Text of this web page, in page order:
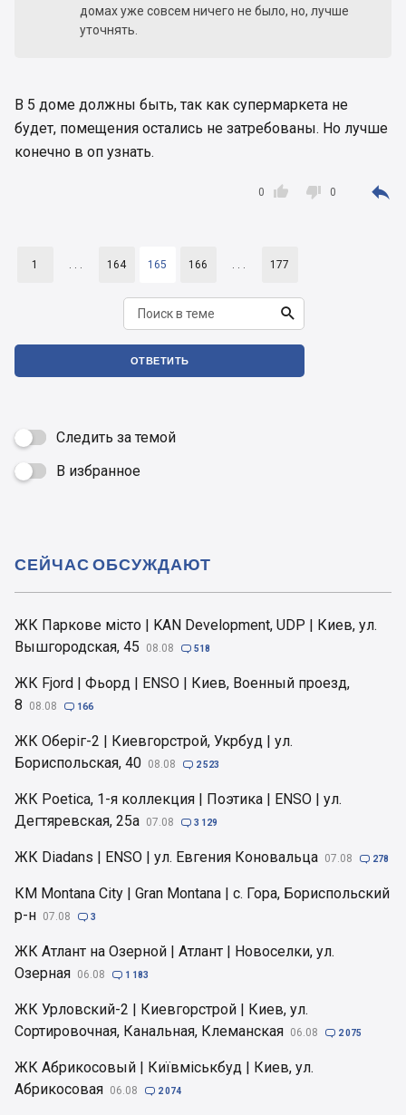
домах уже совсем ничего не было, но, лучше
уточнять.
В 5 доме должны быть, так как супермаркета не
будет, помещения остались не затребованы. Но лучше
конечно в оп узнать.

0  0 
1 . . . 164 165 166 . . . 177

ОТВЕТИТЬ
Следить за темой
 В избранное
ЖК Паркове місто | KAN Development, UDP | Киев, ул.
Вышгородская, 45
08.08  518
ЖК Fjord | Фьорд | ENSO | Киев, Военный проезд,
8
08.08  166
ЖК Оберіг-2 | Киевгорстрой, Укрбуд | ул.
Бориспольская, 40 08.08  2 523
ЖК Poetica, 1-я коллекция | Поэтика | ENSO | ул.
Дегтяревская, 25а 07.08  3 129
ЖК Diadans | ENSO | ул. Евгения Коновальца 07.08  278
КМ Montana City | Gran Montana | с. Гора, Бориспольский
р-н 07.08  3
ЖК Атлант на Озерной | Атлант | Новоселки, ул.
Озерная 06.08  1 183
ЖК Урловский-2 | Киевгорстрой | Киев, ул.
Сортировочная, Канальная, Клеманская 06.08  2 075
ЖК Абрикосовый | Київміськбуд | Киев, ул.
Абрикосовая 06.08  2 074
СЕЙЧАС ОБСУЖДАЮТ